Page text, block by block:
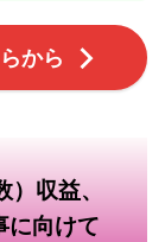
から
収益、
に向けて